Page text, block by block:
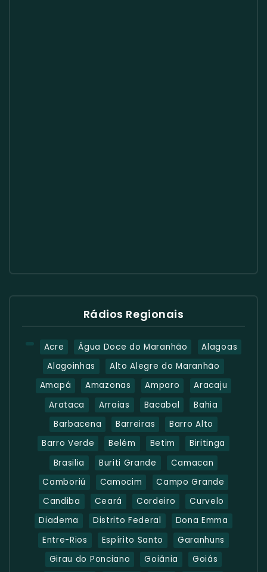
Rádios Regionais
Acre Água Doce do Maranhão
Alagoas
Alagoinhas
Alto Alegre do Maranhão
Amapá
Amazonas Amparo
Aracaju
Arataca
Arraias Bacabal
Bahia
Barbacena
Barreiras
Barro Alto
Barro Verde
Belém Betim
Biritinga
Brasilia
Buriti Grande
Camacan
Camboriú
Camocim
Campo Grande
Candiba
Ceará Cordeiro
Curvelo
Diadema
Distrito Federal
Dona Emma
Entre-Rios
Espírito Santo
Garanhuns
Girau do Ponciano
Goiânia Goiás